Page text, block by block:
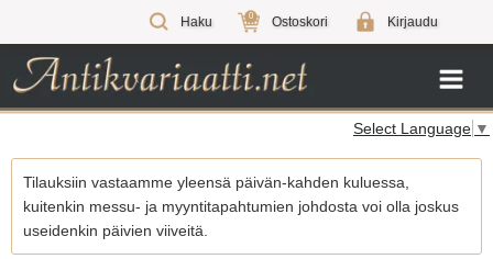
Haku 0 Ostoskori Kirjaudu
Select Language ▼
Tilauksiin vastaamme yleensä päivän-kahden kuluessa,
kuitenkin messu- ja myyntitapahtumien johdosta voi olla joskus
useidenkin päivien viiveitä.